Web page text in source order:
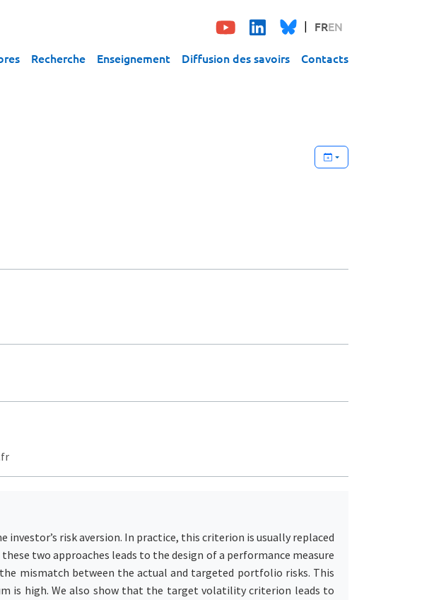
FREN
Recherche Enseignement Diffusion des savoirs Contacts
risk aversion. In practice, this criterion is usually replaced
two approaches leads to the design of a performance measure
mismatch between the actual and targeted portfolio risks. This
is high. We also show that the target volatility criterion leads to